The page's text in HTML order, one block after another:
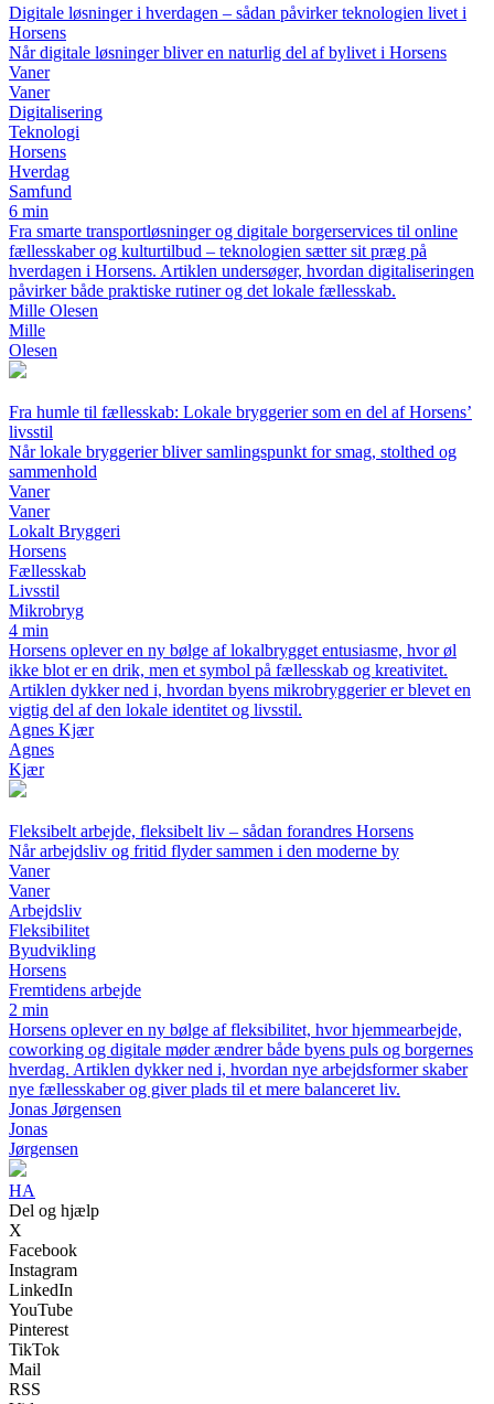
Digitale løsninger i hverdagen – sådan påvirker teknologien livet i
Horsens
Når digitale løsninger bliver en naturlig del af bylivet i Horsens
Vaner
Vaner
Digitalisering
Teknologi
Horsens
Hverdag
Samfund
6 min
Fra smarte transportløsninger og digitale borgerservices til online
fællesskaber og kulturtilbud – teknologien sætter sit præg på
hverdagen i Horsens. Artiklen undersøger, hvordan digitaliseringen
påvirker både praktiske rutiner og det lokale fællesskab.
Mille Olesen
Mille
Olesen
Fra humle til fællesskab: Lokale bryggerier som en del af Horsens’
livsstil
Når lokale bryggerier bliver samlingspunkt for smag, stolthed og
sammenhold
Vaner
Vaner
Lokalt Bryggeri
Horsens
Fællesskab
Livsstil
Mikrobryg
4 min
Horsens oplever en ny bølge af lokalbrygget entusiasme, hvor øl
ikke blot er en drik, men et symbol på fællesskab og kreativitet.
Artiklen dykker ned i, hvordan byens mikrobryggerier er blevet en
vigtig del af den lokale identitet og livsstil.
Agnes Kjær
Agnes
Kjær
Fleksibelt arbejde, fleksibelt liv – sådan forandres Horsens
Når arbejdsliv og fritid flyder sammen i den moderne by
Vaner
Vaner
Arbejdsliv
Fleksibilitet
Byudvikling
Horsens
Fremtidens arbejde
2 min
Horsens oplever en ny bølge af fleksibilitet, hvor hjemmearbejde,
coworking og digitale møder ændrer både byens puls og borgernes
hverdag. Artiklen dykker ned i, hvordan nye arbejdsformer skaber
nye fællesskaber og giver plads til et mere balanceret liv.
Jonas Jørgensen
Jonas
Jørgensen
HA
Del og hjælp
X
Facebook
Instagram
LinkedIn
YouTube
Pinterest
TikTok
Mail
RSS